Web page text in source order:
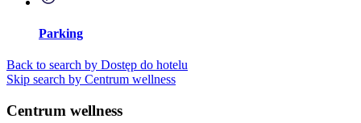
Parking
Back to search by Dostęp do hotelu
Skip search by Centrum wellness
Centrum wellness